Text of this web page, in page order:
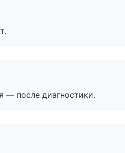
— после диагностики.